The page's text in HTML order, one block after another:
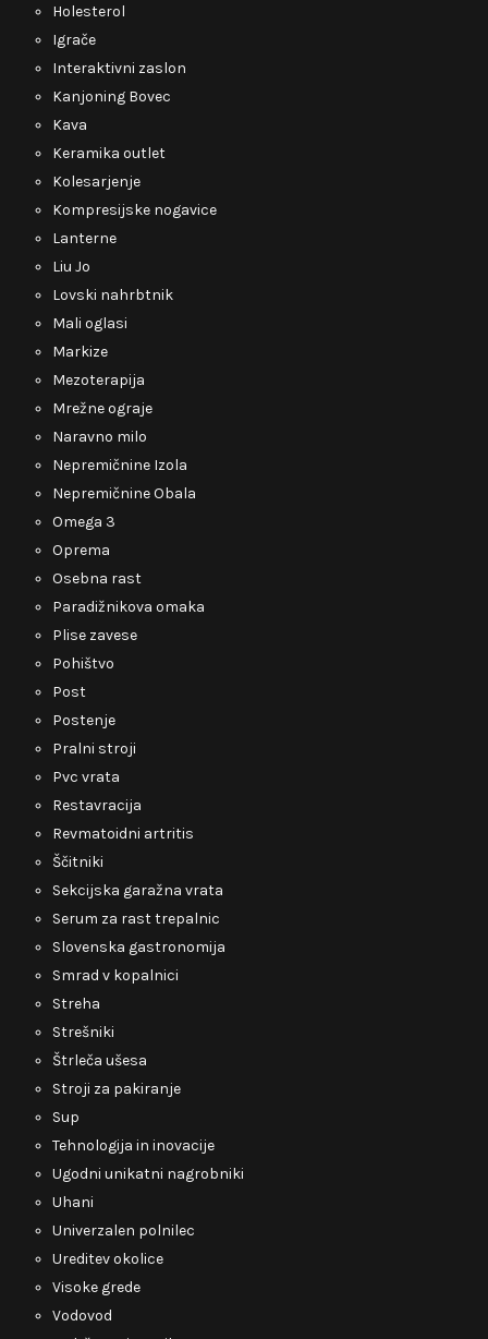
Holesterol
Igrače
Interaktivni zaslon
Kanjoning Bovec
Kava
Keramika outlet
Kolesarjenje
Kompresijske nogavice
Lanterne
Liu Jo
Lovski nahrbtnik
Mali oglasi
Markize
Mezoterapija
Mrežne ograje
Naravno milo
Nepremičnine Izola
Nepremičnine Obala
Omega 3
Oprema
Osebna rast
Paradižnikova omaka
Plise zavese
Pohištvo
Post
Postenje
Pralni stroji
Pvc vrata
Restavracija
Revmatoidni artritis
Ščitniki
Sekcijska garažna vrata
Serum za rast trepalnic
Slovenska gastronomija
Smrad v kopalnici
Streha
Strešniki
Štrleča ušesa
Stroji za pakiranje
Sup
Tehnologija in inovacije
Ugodni unikatni nagrobniki
Uhani
Univerzalen polnilec
Ureditev okolice
Visoke grede
Vodovod